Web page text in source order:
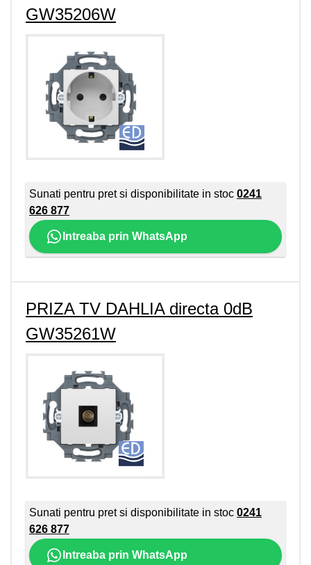
GW35206W
Sunati pentru pret si disponibilitate in stoc 0241
626 877
Intreaba prin WhatsApp
PRIZA TV DAHLIA directa 0dB
GW35261W
Sunati pentru pret si disponibilitate in stoc 0241
626 877
Intreaba prin WhatsApp